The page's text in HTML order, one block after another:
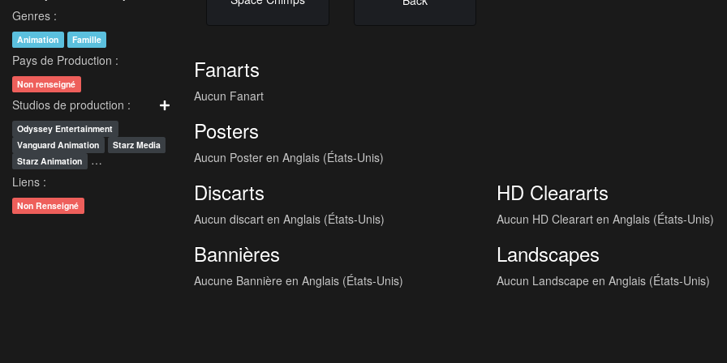
Genres :
Animation Famille
Pays de Production :
Non renseigné
Studios de production :
Odyssey Entertainment
Vanguard Animation
Starz Media
Starz Animation
…
Liens :
Non Renseigné
Fanarts
Aucun Fanart
Posters
Aucun Poster en Anglais (États-Unis)
Discarts
Aucun discart en Anglais (États-Unis)
HD Cleararts
Aucun HD Clearart en Anglais (États-Unis)
Bannières
Aucune Bannière en Anglais (États-Unis)
Landscapes
Aucun Landscape en Anglais (États-Unis)